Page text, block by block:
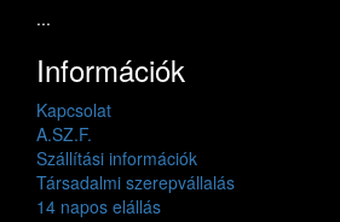
...
Információk
Kapcsolat
A.SZ.F.
Szállítási információk
Társadalmi szerepvállalás
14 napos elállás